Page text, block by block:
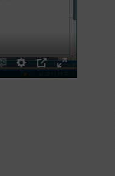
EnableSettings
PIP
Enter